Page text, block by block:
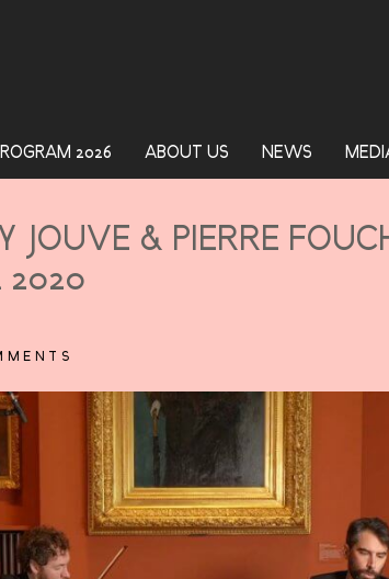
2026 ABOUT US NEWS
JOUVE & PIERRE
2020